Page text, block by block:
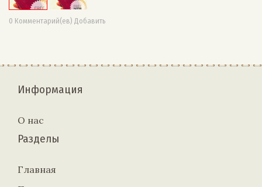
0 Комментарий(ев) Добавить
Информация
О нас
Разделы
Главная